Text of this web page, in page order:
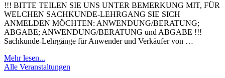
!!! BITTE TEILEN SIE UNS UNTER BEMERKUNG MIT, FÜR
WELCHEN SACHKUNDE-LEHRGANG SIE SICH
ANMELDEN MÖCHTEN: ANWENDUNG/BERATUNG;
ABGABE; ANWENDUNG/BERATUNG und ABGABE !!!
Sachkunde-Lehrgänge für Anwender und Verkäufer von …
Mehr lesen...
Alle Veranstaltungen